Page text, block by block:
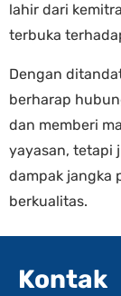
lahir dari
terbuka
Dengan
berharap
dan memberi
yayasan, tetapi
dampak jangka
berkualitas.
Kontak